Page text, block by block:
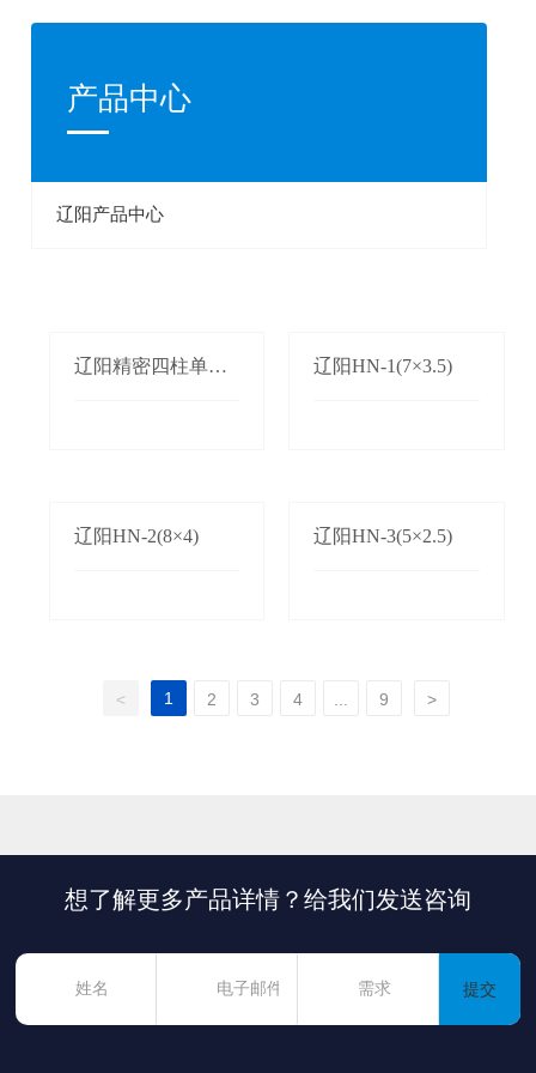
产品中心
辽阳产品中心
辽阳精密四柱单双
辽阳HN-1(7×3.5)
辽阳HN-2(8×4) 辽阳HN-3(5×2.5)
< 1 2 3 4 9 >
想了解更多产品详情？给我们发送咨询
提交